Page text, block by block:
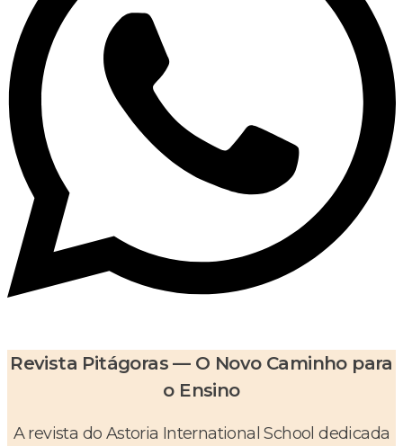
Revista Pitágoras — O Novo Caminho para
o Ensino
A revista do Astoria International School dedicada